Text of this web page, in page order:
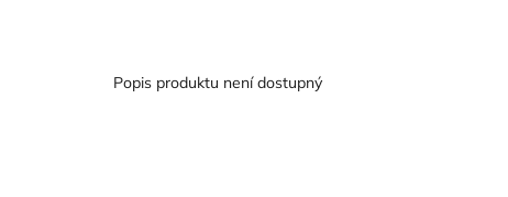
Popis produktu není dostupný